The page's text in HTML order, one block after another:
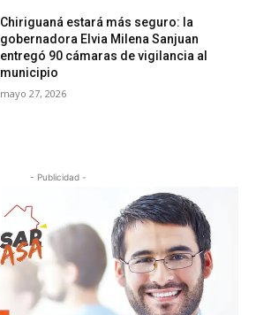
Chiriguaná estará más seguro: la
gobernadora Elvia Milena Sanjuan
entregó 90 cámaras de vigilancia al
municipio
mayo 27, 2026
- Publicidad -